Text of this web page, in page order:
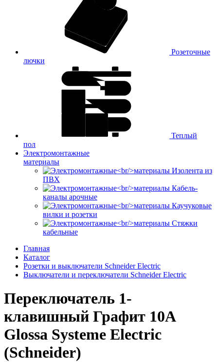
Розеточные
лючки
Теплый
пол
Электромонтажные
материалы
Изолента из
ПВХ
Кабель-
каналы арочные
Каучуковые
вилки и розетки
Стяжки
кабельные
Главная
Каталог
Розетки и выключатели Schneider Electric
Выключатели и переключатели Schneider Electric
Переключатель 1-
клавишный Графит 10А
Glossa Systeme Electric
(Schneider)